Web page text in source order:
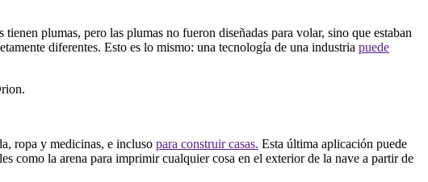
plumas, pero las plumas no fueron diseñadas para volar, sino que estaban
diferentes. Esto es lo mismo: una tecnología de una industria puede
ropa y medicinas, e incluso para construir casas. Esta última aplicación puede
como la arena para imprimir cualquier cosa en el exterior de la nave a partir de